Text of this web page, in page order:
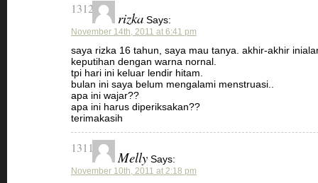
1312
rizka Says:
November 14th, 2011 at 6:41 pm
saya rizka 16 tahun, saya mau tanya. akhir-akhir
keputihan dengan warna nornal.
tpi hari ini keluar lendir hitam.
bulan ini saya belum mengalami menstruasi..
apa ini wajar??
apa ini harus diperiksakan??
terimakasih
1311
Melly Says:
November 10th, 2011 at 2:18 pm